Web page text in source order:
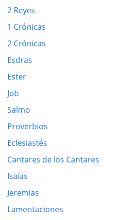
2 Reyes
1 Crónicas
2 Crónicas
Esdras
Ester
Job
Salmo
Proverbios
Eclesiastés
Cantares de los Cantares
Isaías
Jeremias
Lamentaciones